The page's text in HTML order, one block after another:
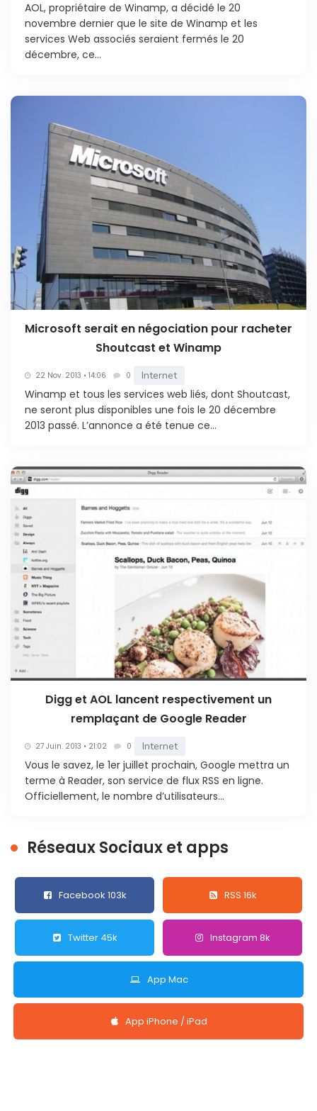
AOL, propriétaire de Winamp, a décidé le 20
novembre dernier que le site de Winamp et les
services Web associés seraient fermés le 20
décembre, ce...
Microsoft serait en négociation pour racheter
Shoutcast et Winamp
22 Nov. 2013 • 14:06 0 Internet
Winamp et tous les services web liés, dont Shoutcast,
ne seront plus disponibles une fois le 20 décembre
2013 passé. L’annonce a été tenue ce...
Digg et AOL lancent respectivement un
remplaçant de Google Reader
27 Juin. 2013 • 21:02 0 Internet
Vous le savez, le 1er juillet prochain, Google mettra un
terme à Reader, son service de flux RSS en ligne.
Officiellement, le nombre d’utilisateurs...
Réseaux Sociaux et apps
Facebook 103k RSS 16k
Twitter 45k Instagram 8k
App Mac
App iPhone / iPad